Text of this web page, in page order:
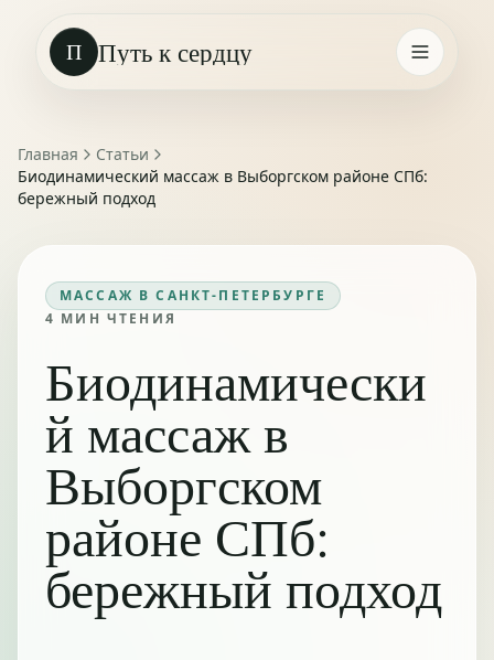
П Путь к сердцу
Главная
Статьи
Биодинамический массаж в Выборгском районе СПб:
бережный подход
МАССАЖ В САНКТ-ПЕТЕРБУРГЕ
4 МИН ЧТЕНИЯ
Биодинамически
й массаж в
Выборгском
районе СПб:
бережный подход